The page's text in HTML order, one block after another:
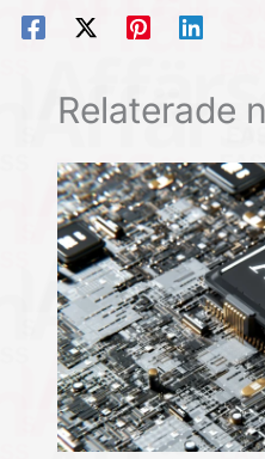
Relaterade